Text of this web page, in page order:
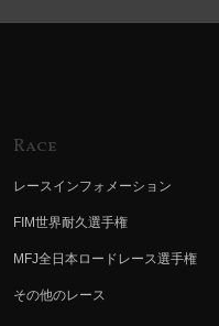
Race
レースインフォメーション
FIM世界耐久選手権
MFJ全日本ロードレース選手権
その他のレース